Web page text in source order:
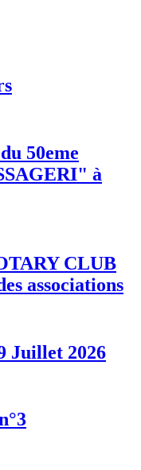
50eme
à
CLUB
associations
Juillet 2026